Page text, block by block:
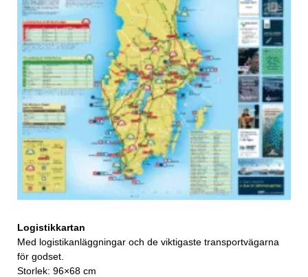
Logistikkartan
Med logistikanläggningar och de viktigaste transportvägarna
för godset.
Storlek: 96×68 cm